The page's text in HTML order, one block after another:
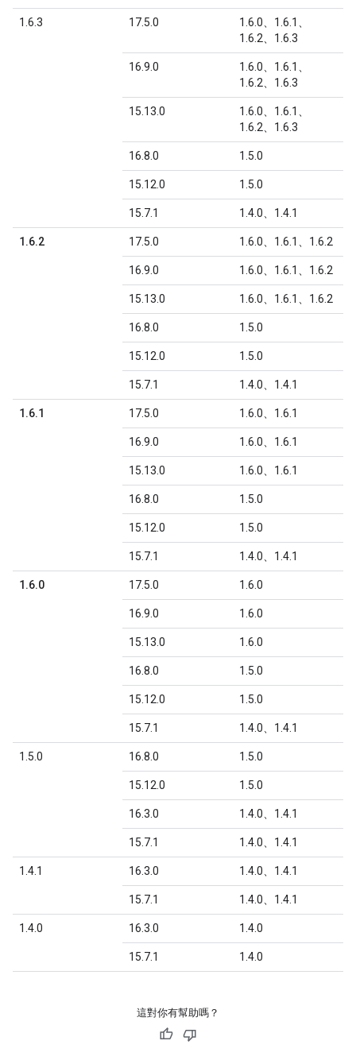
1.6.3 17.5.0
1.6.0、1.6.1、
1.6.2、1.6.3
16.9.0
1.6.0、1.6.1、
1.6.2、1.6.3
15.13.0
1.6.0、1.6.1、
1.6.2、1.6.3
16.8.0 1.5.0
15.12.0 1.5.0
15.7.1 1.4.0、1.4.1
1.6.2 17.5.0 1.6.0、1.6.1、1.6.2
16.9.0 1.6.0、1.6.1、1.6.2
15.13.0 1.6.0、1.6.1、1.6.2
16.8.0 1.5.0
15.12.0 1.5.0
15.7.1 1.4.0、1.4.1
1.6.1 17.5.0 1.6.0、1.6.1
16.9.0 1.6.0、1.6.1
15.13.0 1.6.0、1.6.1
16.8.0 1.5.0
15.12.0 1.5.0
15.7.1 1.4.0、1.4.1
1.6.0 17.5.0 1.6.0
16.9.0 1.6.0
15.13.0 1.6.0
16.8.0 1.5.0
15.12.0 1.5.0
15.7.1 1.4.0、1.4.1
1.5.0 16.8.0 1.5.0
15.12.0 1.5.0
16.3.0 1.4.0、1.4.1
15.7.1 1.4.0、1.4.1
1.4.1 16.3.0 1.4.0、1.4.1
15.7.1 1.4.0、1.4.1
1.4.0 16.3.0 1.4.0
15.7.1 1.4.0
這對你有幫助嗎？